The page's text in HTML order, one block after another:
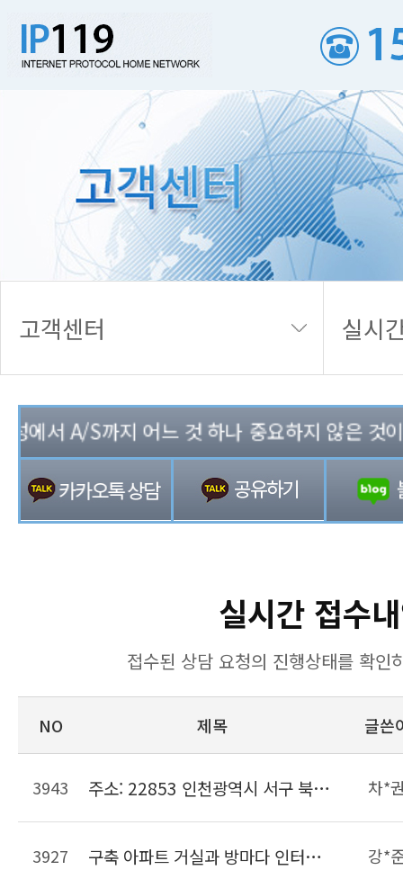
고객센터 실시
에서 A/S까지 어느 것 하나 중요하지 않은 것
실시간 접수
접수된 상담 요청의 진행상태를 확인
NO 제목 글쓴
3943 주소: 22853 인천광역시 서구 북항로206번길 22, 위킵 허브센터 차*
3927 구축 아파트 거실과 방마다 인터넷 사용가능하게 랜선 공사견적 요청합니다 강*